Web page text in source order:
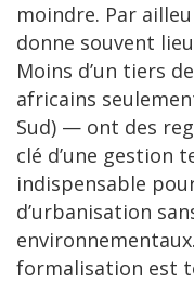
moindre. Par
donne souvent
Moins d’un tiers
africains
Sud) — ont des
clé d’une gestion
indispensable
d’urbanisation
formalisation est